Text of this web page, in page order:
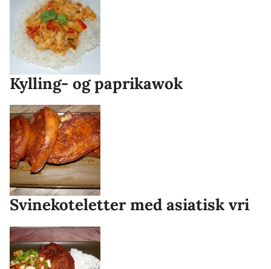
Kylling- og paprikawok
Svinekoteletter med asiatisk vri